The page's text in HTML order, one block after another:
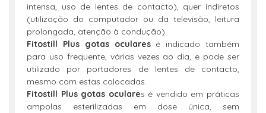
intensa, uso de lentes de contacto), quer indiretos
(utilização do computador ou da televisão, leitura
prolongada, atenção à condução).
Fitostill Plus gotas ocularesé indicado também
para uso frequente, várias vezes ao dia, e pode ser
utilizado por portadores de lentes de contacto,
mesmo com estas colocadas.
Fitostill Plus gotas oculares é vendido em práticas
ampolas esterilizadas em dose única, sem